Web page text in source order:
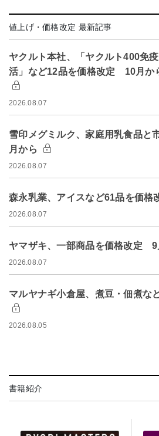
値上げ・価格改定 最新記事
ヤクルト本社、「ヤクルト400免
活」など12品を価格改定 10月か
2026.08.07
雪印メグミルク、家庭用乳食品
月から
2026.08.07
森永乳業、アイスなど61品を価
2026.08.07
ヤマザキ、一部商品を価格改定 9
2026.08.07
マルヤナギ小倉屋、煮豆・佃煮
2026.08.05
書籍紹介